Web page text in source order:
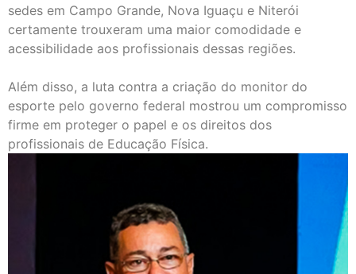
sedes em Campo Grande, Nova Iguaçu e Niterói
certamente trouxeram uma maior comodidade e
acessibilidade aos profissionais dessas regiões.
Além disso, a luta contra a criação do monitor do
esporte pelo governo federal mostrou um compromisso
firme em proteger o papel e os direitos dos
profissionais de Educação Física.